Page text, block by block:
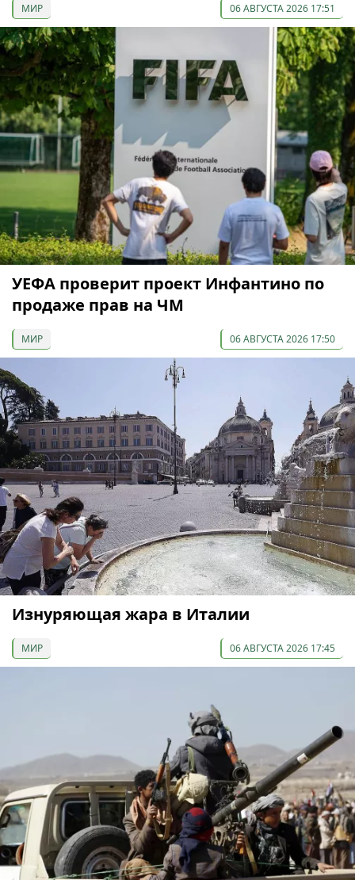
МИР 06 АВГУСТА 2026 17:51
УЕФА проверит проект Инфантино по
продаже прав на ЧМ
МИР 06 АВГУСТА 2026 17:50
Изнуряющая жара в Италии
МИР 06 АВГУСТА 2026 17:45